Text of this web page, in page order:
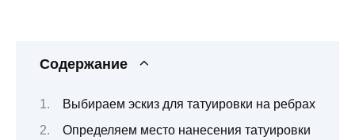
Содержание
Выбираем эскиз для татуировки на ребрах
Определяем место нанесения татуировки